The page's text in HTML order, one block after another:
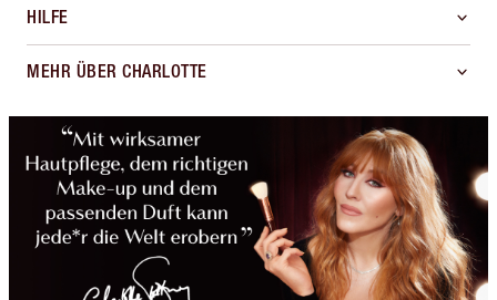
HILFE
MEHR ÜBER CHARLOTTE